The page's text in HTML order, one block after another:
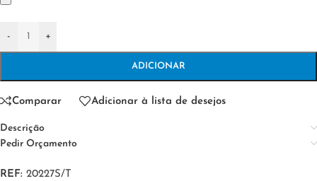
- +
ADICIONAR
Comparar Adicionar à lista de desejos
Descrição
Pedir Orçamento
REF: 20227S/T